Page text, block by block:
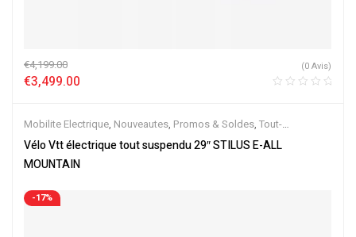
€4,199.00
€3,499.00
(0 Avis)
Mobilite Electrique, Nouveautes, Promos & Soldes, Tout-
Suspendus,Vélo électrique ville,Velos Electriques,VTT Électriques
Vélo Vtt électrique tout suspendu 29″ STILUS E-ALL
MOUNTAIN
-17%